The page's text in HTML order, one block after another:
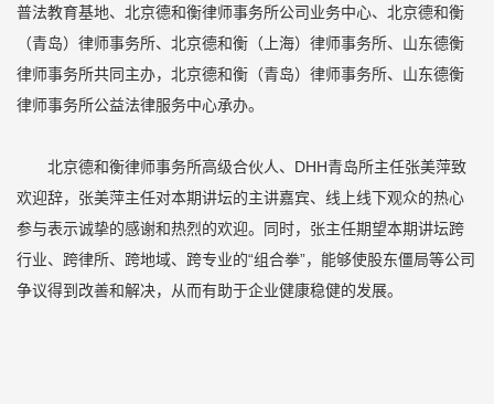
普法教育基地、北京德和衡律师事务所公司业务中心、北京德和衡
（青岛）律师事务所、北京德和衡（上海）律师事务所、山东德衡
律师事务所共同主办，北京德和衡（青岛）律师事务所、山东德衡
律师事务所公益法律服务中心承办。
北京德和衡律师事务所高级合伙人、DHH青岛所主任张美萍致
欢迎辞，张美萍主任对本期讲坛的主讲嘉宾、线上线下观众的热心
参与表示诚挚的感谢和热烈的欢迎。同时，张主任期望本期讲坛跨
行业、跨律所、跨地域、跨专业的“组合拳”，能够使股东僵局等公司
争议得到改善和解决，从而有助于企业健康稳健的发展。